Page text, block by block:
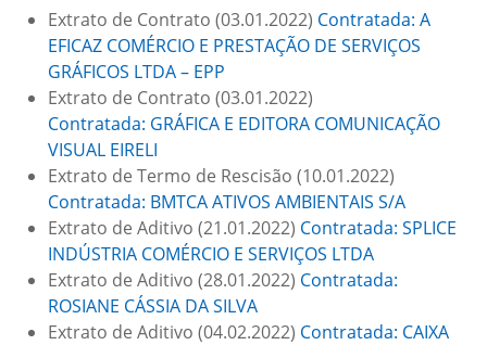
Extrato de Contrato (03.01.2022) Contratada: A
EFICAZ COMÉRCIO E PRESTAÇÃO DE SERVIÇOS
GRÁFICOS LTDA – EPP
Extrato de Contrato (03.01.2022)
Contratada: GRÁFICA E EDITORA COMUNICAÇÃO
VISUAL EIRELI
Extrato de Termo de Rescisão (10.01.2022)
Contratada: BMTCA ATIVOS AMBIENTAIS S/A
Extrato de Aditivo (21.01.2022) Contratada: SPLICE
INDÚSTRIA COMÉRCIO E SERVIÇOS LTDA
Extrato de Aditivo (28.01.2022) Contratada:
ROSIANE CÁSSIA DA SILVA
Extrato de Aditivo (04.02.2022) Contratada: CAIXA